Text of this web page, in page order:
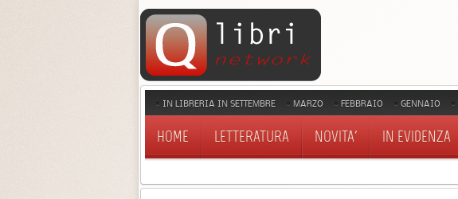
IN LIBRERIA IN SETTEMBRE MARZO FEBBRAIO GENNAIO
HOME LETTERATURA NOVITA' IN EVIDENZA